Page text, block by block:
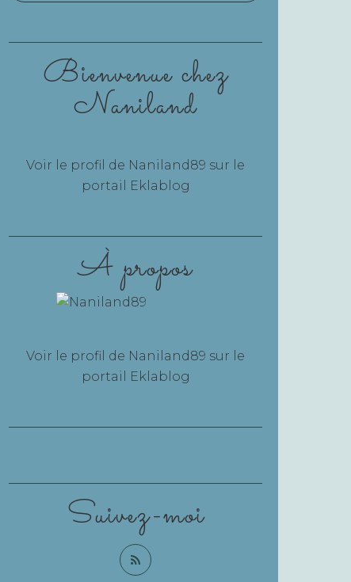
Bienvenue chez
Naniland
Voir le profil de Naniland89 sur le
portail Eklablog
Suivez-moi
À propos
Voir le profil de Naniland89 sur le
portail Eklablog